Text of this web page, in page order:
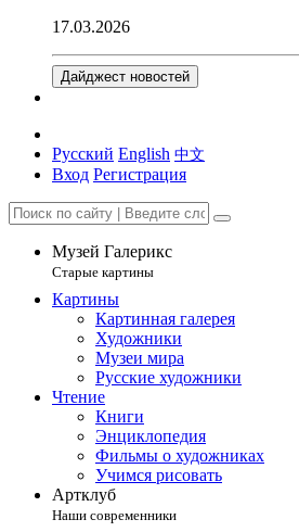
17.03.2026
Дайджест новостей
Русский English 中文
Вход Регистрация
Музей Галерикс
Старые картины
Картины
Картинная галерея
Художники
Музеи мира
Русские художники
Чтение
Книги
Энциклопедия
Фильмы о художниках
Учимся рисовать
Артклуб
Наши современники